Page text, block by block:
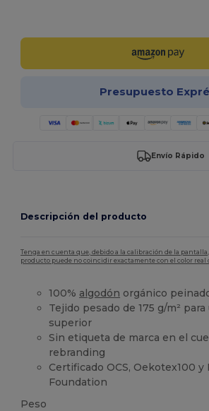
Presupuesto
Envío Rápido
Descripción del producto
Tenga en cuenta que, debido a la calibración de la
producto puede no coincidir exactamente con el color real
100% algodón orgánico
Tejido pesado de 175 g/m²
superior
Sin etiqueta de marca en el
rebranding
Certificado OCS, Oekotex100 y
Foundation
Peso